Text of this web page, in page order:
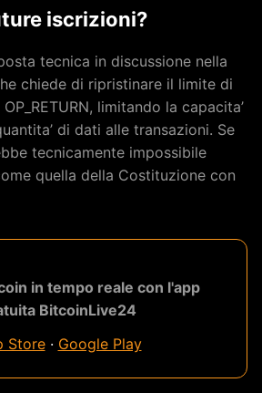
iscrizioni?
tecnica in discussione nella
chiede di ripristinare il limite di
limitando la capacita’
di dati alle transazioni. Se
tecnicamente impossibile
quella della Costituzione con
in tempo reale con l'app
BitcoinLive24
Store· Google Play